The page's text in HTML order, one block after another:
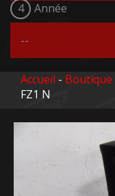
4 Année
Accueil - Boutique
FZ1 N